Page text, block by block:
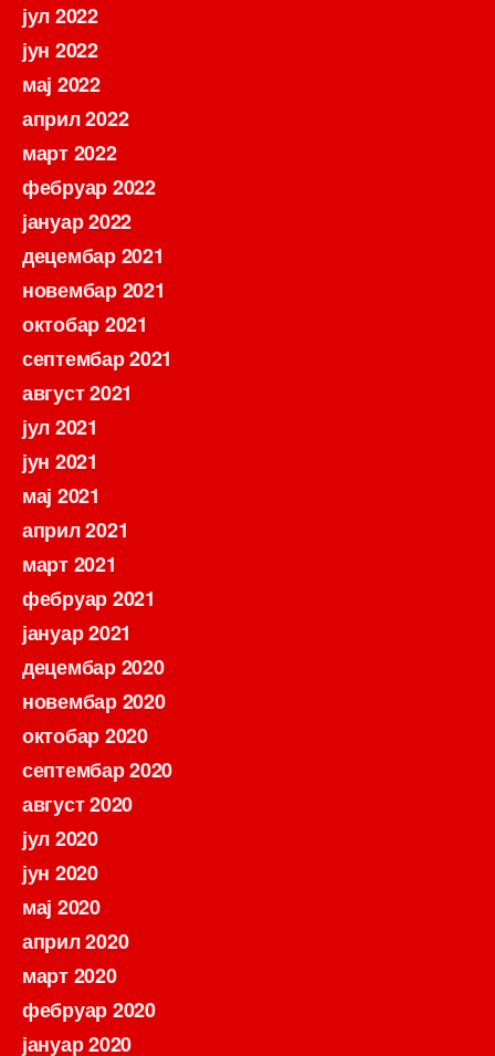
јул 2022
јун 2022
мај 2022
април 2022
март 2022
фебруар 2022
јануар 2022
децембар 2021
новембар 2021
октобар 2021
септембар 2021
август 2021
јул 2021
јун 2021
мај 2021
април 2021
март 2021
фебруар 2021
јануар 2021
децембар 2020
новембар 2020
октобар 2020
септембар 2020
август 2020
јул 2020
јун 2020
мај 2020
април 2020
март 2020
фебруар 2020
јануар 2020